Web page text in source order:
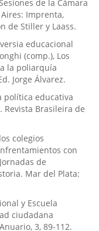
de la Cámara
Imprenta,
de Stiller y Laass.
educacional
(comp.), Los
la poliarquí­a
Jorge Álvarez.
polí­tica educativa
Revista Brasileira de
colegios
con
de
Mar del Plata:
y Escuela
ciudadana
3, 89-112.